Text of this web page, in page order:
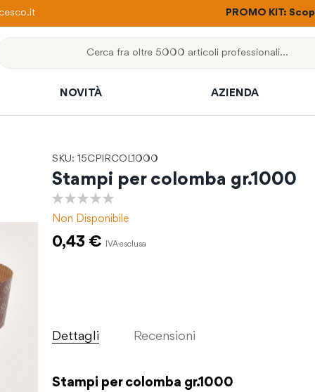
con un solo ordine PROMO KIT:
NOVITÀ AZIENDA
SKU: 15CPIRCOL1000
Stampi per colomba gr.1000
Non Disponibile
0,43 €
Dettagli
Stampi per colomba gr.1000
Recensioni